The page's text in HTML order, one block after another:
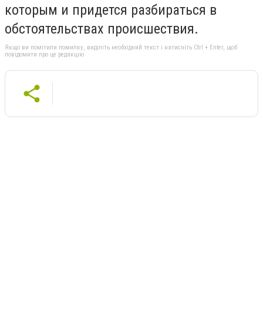
которым и придется разбираться в
обстоятельствах происшествия.
Якщо ви помітили помилку, виділіть необхідний текст і натисніть Ctrl + Enter, щоб
повідомити про це редакцію